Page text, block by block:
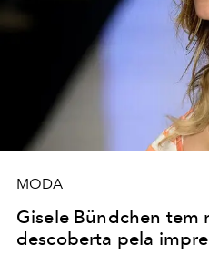
MODA
Gisele Bündchen tem
descoberta pela